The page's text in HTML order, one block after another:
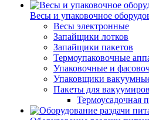
Весы и упаковочное
Весы электронные
Запайщики лотков
Запайщики пакетов
Термоупаковочные
Упаковочные и
Упаковщики
Пакеты для
Термоусадочная